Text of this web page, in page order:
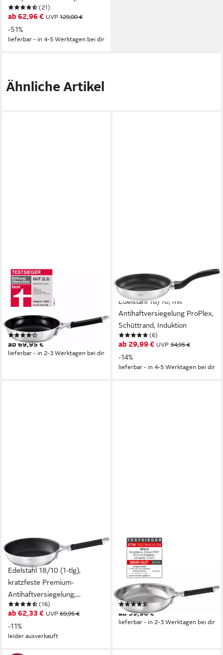
Antihaftversiegelung,
spülmaschinengeeignet,
Induktion
(21)
ab 62,96 € UVP 129,00 €
-51%
lieferbar - in 4-5 Werktagen bei dir
Ähnliche Artikel
RÖSLE
Bratpfanne SILENCE PRO
CeraPlus, Edelstahl 18/10 (1-
Quarzversiegelung ohne
PTFE/PFAS, Induktion
(17)
ab 69,95 €
lieferbar - in 2-3 Werktagen bei dir
RÖSLE
Bratpfanne Basic Line,
Edelstahl 18/10, mit
Antihaftversiegelung ProPlex,
Schüttrand, Induktion
(6)
ab 29,99 € UVP 34,95 €
-14%
lieferbar - in 4-5 Werktagen bei dir
RÖSLE
Bratpfanne SILENCE PRO,
Edelstahl 18/10 (1-tlg),
kratzfeste Premium-
Antihaftversiegelung,
Silikongriff, Induktion
(16)
ab 62,33 € UVP 69,95 €
-11%
leider ausverkauft
RÖSLE
Bratpfanne SILENCE PRO,
Edelstahl 18/10 (1-tlg),
Universalpfanne,
spülmaschinen- und
induktionsgeeignet, 28 cm
(11)
ab 59,90 €
lieferbar - in 2-3 Werktagen bei dir